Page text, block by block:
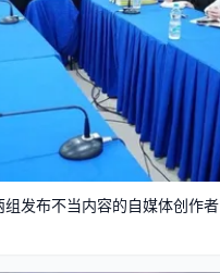
组发布不当内容的自媒体创作者